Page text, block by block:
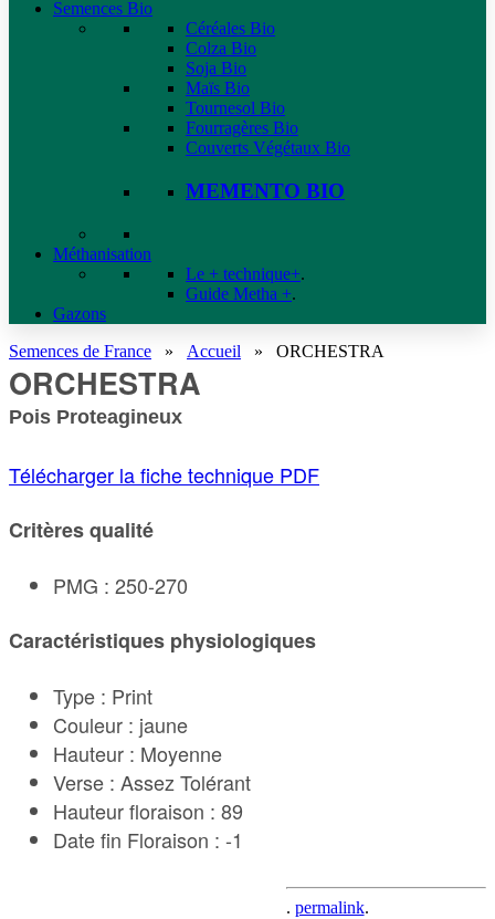
Semences Bio
Céréales Bio
Colza Bio
Soja Bio
Maïs Bio
Tournesol Bio
Fourragères Bio
Couverts Végétaux Bio
MEMENTO BIO
Méthanisation
Le + technique+.
Guide Metha +.
Gazons
Semences de France » Accueil » ORCHESTRA
ORCHESTRA
Pois Proteagineux
Télécharger la fiche technique PDF
Critères qualité
PMG : 250-270
Caractéristiques physiologiques
Type : Print
Couleur : jaune
Hauteur : Moyenne
Verse : Assez Tolérant
Hauteur floraison : 89
Date fin Floraison : -1
. permalink.